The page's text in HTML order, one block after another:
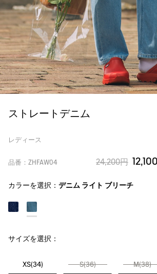
ストレートデニム
レディース
品番：ZHFAW04 24,200円
カラーを選択： デニム ライト ブリーチ
サイズを選択：
XS(34) S(36) M(38)